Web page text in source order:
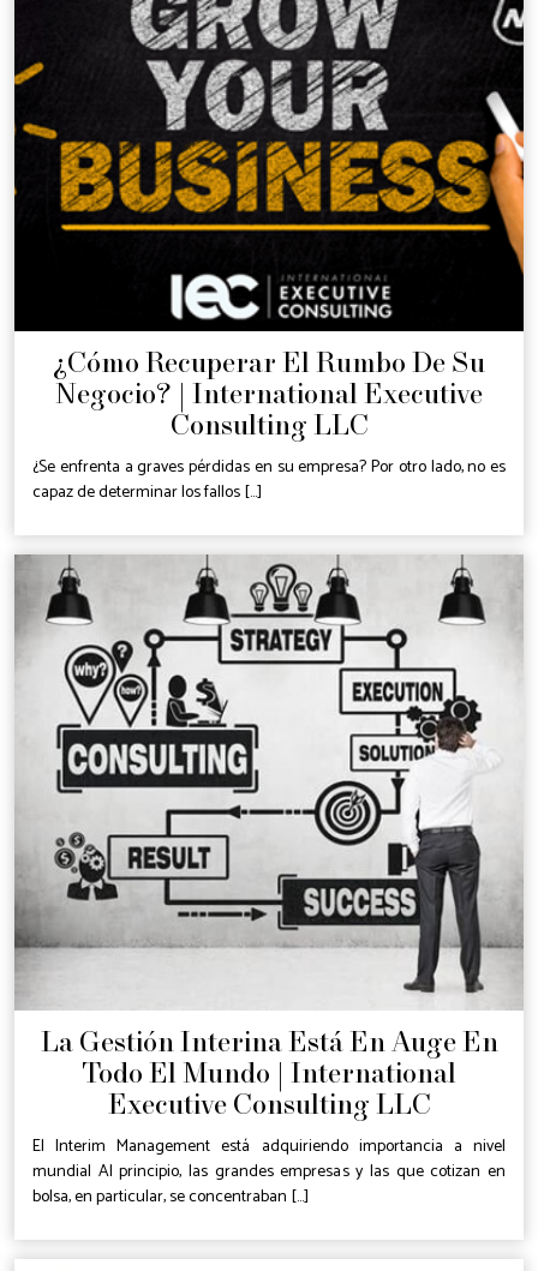
¿Cómo Recuperar El Rumbo De Su
Negocio? | International Executive
Consulting LLC
¿Se enfrenta a graves pérdidas en su empresa? Por otro lado, no es
capaz de determinar los fallos [...]
La Gestión Interina Está En Auge En
Todo El Mundo | International
Executive Consulting LLC
El Interim Management está adquiriendo importancia a nivel
mundial Al principio, las grandes empresas y las que cotizan en
bolsa, en particular, se concentraban [...]